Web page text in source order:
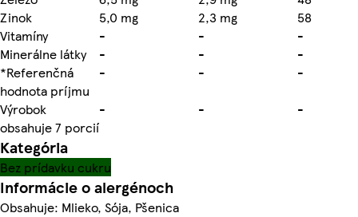
Zinok
5,0 mg 2,3 mg
58
Vitamíny
- -
-
Minerálne látky
- -
-
*Referenčná
hodnota príjmu
- -
-
Výrobok
obsahuje 7 porcií
- - -
Kategória
Bez prídavku cukru
Informácie o alergénoch
Obsahuje: Mlieko, Sója, Pšenica